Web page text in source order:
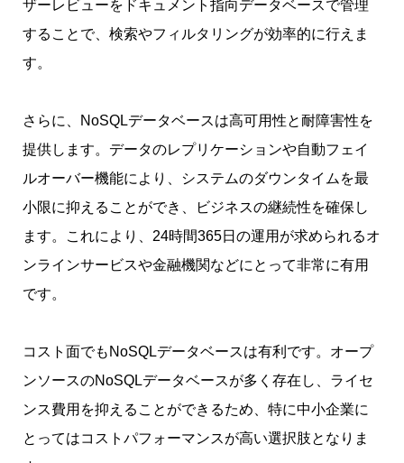
ザーレビューをドキュメント指向データベースで管理
することで、検索やフィルタリングが効率的に行えま
す。
さらに、NoSQLデータベースは高可用性と耐障害性を
提供します。データのレプリケーションや自動フェイ
ルオーバー機能により、システムのダウンタイムを最
小限に抑えることができ、ビジネスの継続性を確保し
ます。これにより、24時間365日の運用が求められるオ
ンラインサービスや金融機関などにとって非常に有用
です。
コスト面でもNoSQLデータベースは有利です。オープ
ンソースのNoSQLデータベースが多く存在し、ライセ
ンス費用を抑えることができるため、特に中小企業に
とってはコストパフォーマンスが高い選択肢となりま